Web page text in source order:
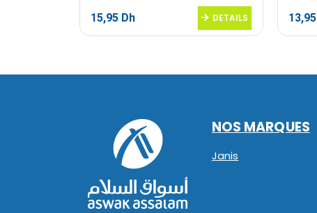
0sur 5
15,95 Dh DETAILS 13,95
NOS MARQUES
Janis